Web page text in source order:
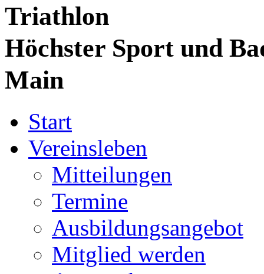
Triathlon
Höchster Sport und
Main
Start
Vereinsleben
Mitteilungen
Termine
Ausbildungsangebot
Mitglied werden